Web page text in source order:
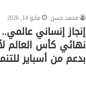
محمد حسن مايو 14, 2026
إنجاز إنساني
بدعم من أسباير